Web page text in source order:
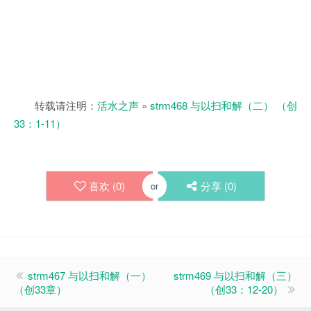
转载请注明： 活水之声 » strm468 与以扫和解（二） （创
33：1-11）
喜欢 (0) or 分享 (0)
strm467 与以扫和解（一）
（创33章）
strm469 与以扫和解（三）
（创33：12-20）